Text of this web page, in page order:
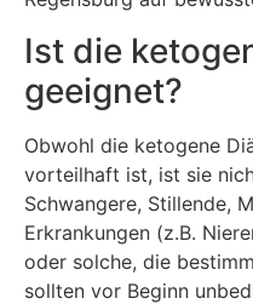
Ist die
geeignet?
Obwohl die ketogene
vorteilhaft ist, ist sie
Schwangere, Stillende,
Erkrankungen (z.B.
oder solche, die
sollten vor Beginn